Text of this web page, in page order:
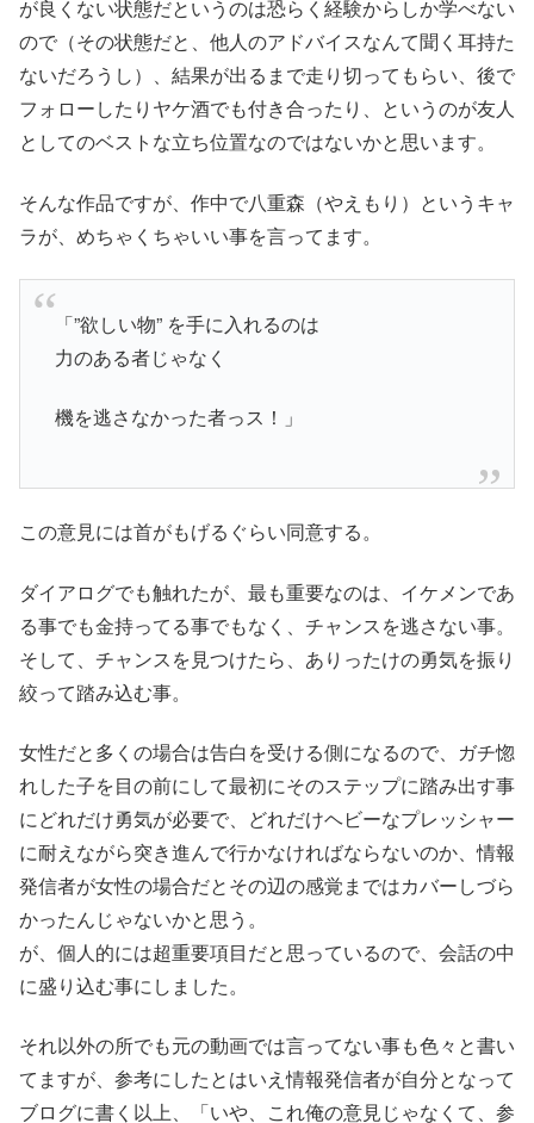
が良くない状態だというのは恐らく経験からしか学べない
ので（その状態だと、他人のアドバイスなんて聞く耳持た
ないだろうし）、結果が出るまで走り切ってもらい、後で
フォローしたりヤケ酒でも付き合ったり、というのが友人
としてのベストな立ち位置なのではないかと思います。
そんな作品ですが、作中で八重森（やえもり）というキャ
ラが、めちゃくちゃいい事を言ってます。
「”欲しい物” を手に入れるのは
力のある者じゃなく
機を逃さなかった者っス！」
この意見には首がもげるぐらい同意する。
ダイアログでも触れたが、最も重要なのは、イケメンであ
る事でも金持ってる事でもなく、チャンスを逃さない事。
そして、チャンスを見つけたら、ありったけの勇気を振り
絞って踏み込む事。
女性だと多くの場合は告白を受ける側になるので、ガチ惚
れした子を目の前にして最初にそのステップに踏み出す事
にどれだけ勇気が必要で、どれだけヘビーなプレッシャー
に耐えながら突き進んで行かなければならないのか、情報
発信者が女性の場合だとその辺の感覚まではカバーしづら
かったんじゃないかと思う。
が、個人的には超重要項目だと思っているので、会話の中
に盛り込む事にしました。
それ以外の所でも元の動画では言ってない事も色々と書い
てますが、参考にしたとはいえ情報発信者が自分となって
ブログに書く以上、「いや、これ俺の意見じゃなくて、参